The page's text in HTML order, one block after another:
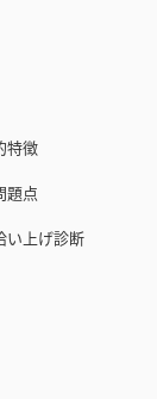
特徴
題点
い上げ診断